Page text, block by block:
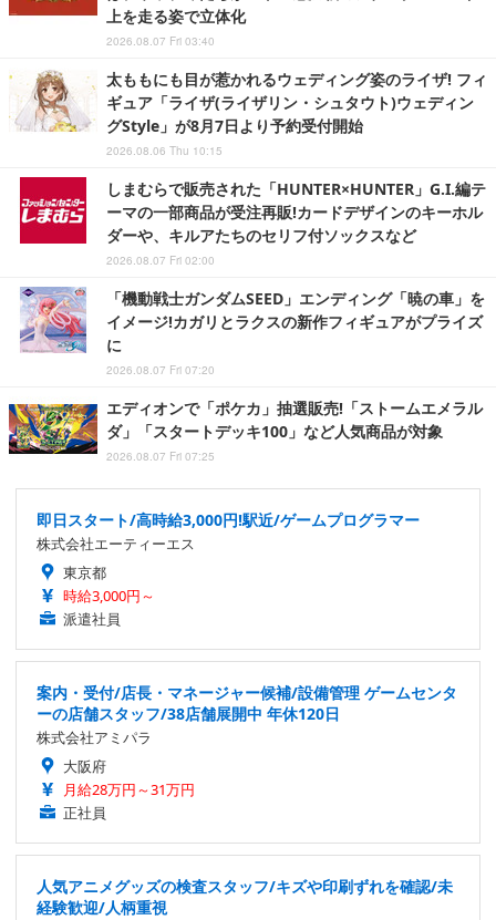
上を走る姿で立体化
2026.08.07 Fri 03:40
太ももにも目が惹かれるウェディング姿のライザ! フィ
ギュア「ライザ(ライザリン・シュタウト)ウェディン
グStyle」が8月7日より予約受付開始
2026.08.06 Thu 10:15
しまむらで販売された「HUNTER×HUNTER」G.I.編テ
ーマの一部商品が受注再販!カードデザインのキーホル
ダーや、キルアたちのセリフ付ソックスなど
2026.08.07 Fri 02:00
「機動戦士ガンダムSEED」エンディング「暁の車」を
イメージ!カガリとラクスの新作フィギュアがプライズ
に
2026.08.07 Fri 07:20
エディオンで「ポケカ」抽選販売!「ストームエメラル
ダ」「スタートデッキ100」など人気商品が対象
2026.08.07 Fri 07:25
即日スタート/高時給3,000円!駅近/ゲームプログラマー
株式会社エーティーエス
東京都
時給3,000円～
派遣社員
案内・受付/店長・マネージャー候補/設備管理 ゲームセンタ
ーの店舗スタッフ/38店舗展開中 年休120日
株式会社アミパラ
大阪府
月給28万円～31万円
正社員
人気アニメグッズの検査スタッフ/キズや印刷ずれを確認/未
経験歓迎/人柄重視